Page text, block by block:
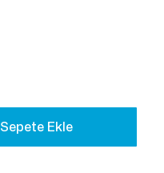
Sepete Ekle